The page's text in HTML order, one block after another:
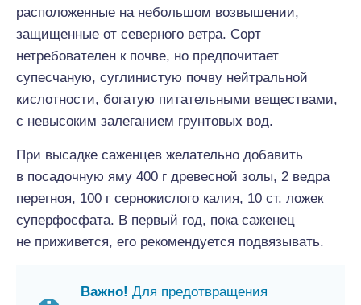
расположенные на небольшом возвышении,
защищенные от северного ветра. Сорт
нетребователен к почве, но предпочитает
супесчаную, суглинистую почву нейтральной
кислотности, богатую питательными веществами,
с невысоким залеганием грунтовых вод.
При высадке саженцев желательно добавить
в посадочную яму 400 г древесной золы, 2 ведра
перегноя, 100 г сернокислого калия, 10 ст. ложек
суперфосфата. В первый год, пока саженец
не приживется, его рекомендуется подвязывать.
Важно! Для предотвращения